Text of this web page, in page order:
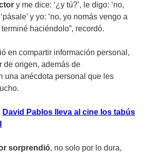
y me dice: ‘¿y tú?’, le digo: ‘no,
y yo: ‘no, yo nomás vengo a
haciéndolo”, recordó.
en compartir información personal,
de origen, además de
una anécdota personal que les
David Pablos lleva al cine los tabús
sorprendió, no solo por lo dura,